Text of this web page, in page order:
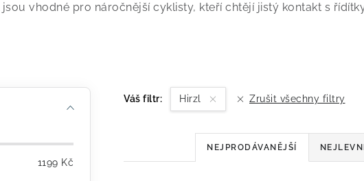
jsou vhodné pro náročnější cyklisty, kteří chtějí jistý kontakt s
1199 Kč
Váš filtr: Hirzl Zrušit všechny filtry
Ř
a
NEJPRODÁVANĚJŠÍ